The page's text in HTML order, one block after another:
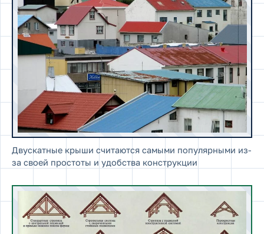
Двускатные крыши считаются самыми популярными из-
за своей простоты и удобства конструкции